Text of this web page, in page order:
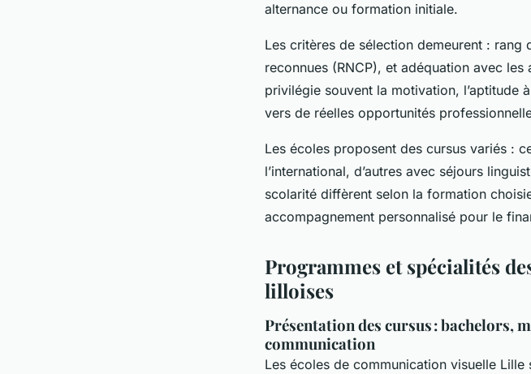
alternance ou formation initiale.
Les critères de sélection demeurent : rang
reconnues (RNCP), et adéquation avec
privilégie souvent la motivation, l’aptitude
vers de réelles opportunités
Les écoles proposent des cursus variés :
l’international, d’autres avec séjours
scolarité diffèrent selon la formation
accompagnement personnalisé pour le
Programmes et spécialités
lilloises
Présentation des cursus : bachelors,
communication
Les écoles de communication visuelle